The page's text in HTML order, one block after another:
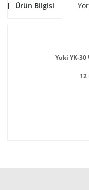
Ürün Bilgisi
Yuki YK-